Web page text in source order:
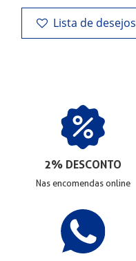
Lista de desejos
2% DESCONTO
Nas encomendas online